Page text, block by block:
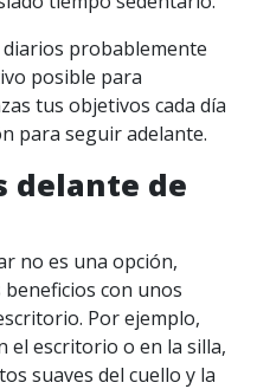
probablemente
posible para
tus objetivos cada día
para seguir adelante.
delante de
no es una opción,
con unos
Por ejemplo,
el escritorio o en la silla,
suaves del cuello y la